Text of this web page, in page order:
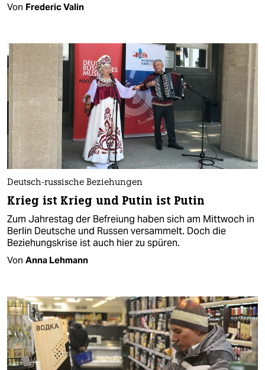
Von Frederic Valin
Deutsch-russische Beziehungen
Krieg ist Krieg und Putin ist Putin
Zum Jahrestag der Befreiung haben sich am Mittwoch in
Berlin Deutsche und Russen versammelt. Doch die
Beziehungskrise ist auch hier zu spüren.
Von Anna Lehmann